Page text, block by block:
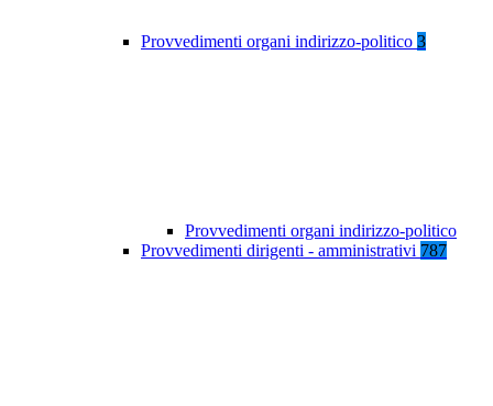
Provvedimenti organi indirizzo-politico 3
Provvedimenti organi indirizzo-politico
Provvedimenti dirigenti - amministrativi 787